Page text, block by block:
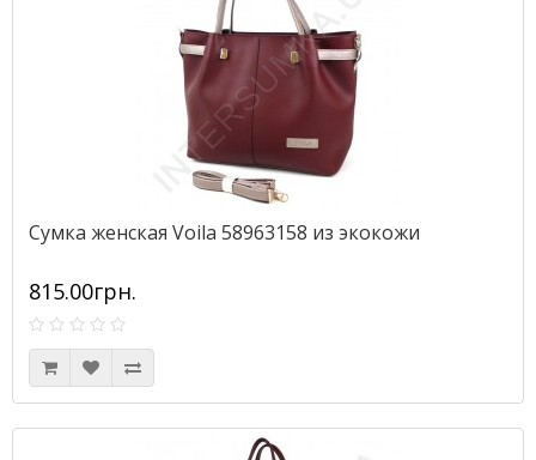
Сумка женская Voila 58963158 из экокожи
815.00грн.